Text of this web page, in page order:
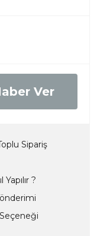
Ver
Sipariş
?